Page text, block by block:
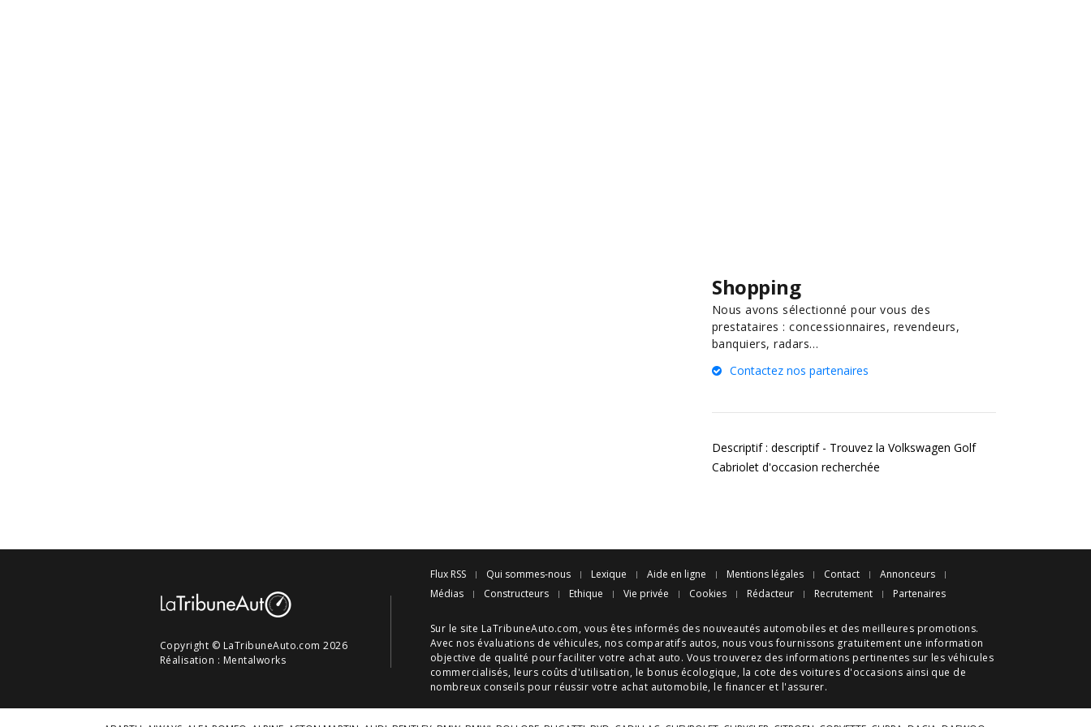
Shopping
Nous avons sélectionné pour vous des
prestataires : concessionnaires, revendeurs,
banquiers, radars…
Contactez nos partenaires
Descriptif : descriptif - Trouvez la Volkswagen Golf
Cabriolet d'occasion recherchée
Copyright © LaTribuneAuto.com 2026
Réalisation : Mentalworks
Flux RSS Qui sommes-nous Lexique Aide en ligne Mentions légales Contact
Annonceurs
Médias
Constructeurs Ethique Vie privée Cookies Rédacteur Recrutement Partenaires
Sur le site LaTribuneAuto.com, vous êtes informés des nouveautés automobiles et des meilleures promotions.
Avec nos évaluations de véhicules, nos comparatifs autos, nous vous fournissons gratuitement une information
objective de qualité pour faciliter votre achat auto. Vous trouverez des informations pertinentes sur les véhicules
commercialisés, leurs coûts d'utilisation, le bonus écologique, la cote des voitures d'occasions ainsi que de
nombreux conseils pour réussir votre achat automobile, le financer et l'assurer.